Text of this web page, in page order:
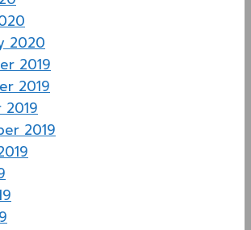
2020
2019
2019
2019